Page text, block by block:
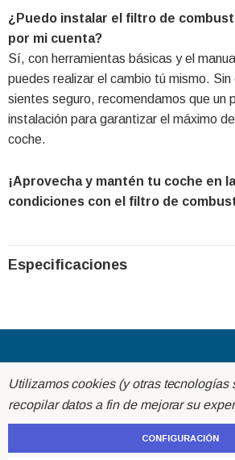
¿Puedo instalar el filtro de
por mi cuenta?
Sí, con herramientas básicas y el
puedes realizar el cambio tú mismo.
sientes seguro, recomendamos que un
instalación para garantizar el máximo
coche.
¡Aprovecha y mantén tu coche en
condiciones con el filtro de
Especificaciones
Acerca de
Ayuda
Utilizamos cookies (y otras tecnologías
recopilar datos a fin de mejorar su
CONFIGURACIÓN